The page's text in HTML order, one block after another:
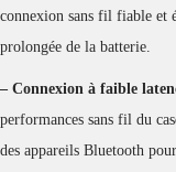
connexion sans fil fiable et
prolongée de la batterie.
– Connexion à faible
performances sans fil du
des appareils Bluetooth